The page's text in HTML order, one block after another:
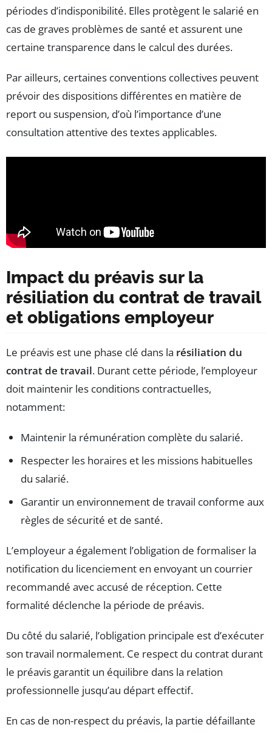
périodes d’indisponibilité. Elles protègent le salarié en
cas de graves problèmes de santé et assurent une
certaine transparence dans le calcul des durées.
Par ailleurs, certaines conventions collectives peuvent
prévoir des dispositions différentes en matière de
report ou suspension, d’où l’importance d’une
consultation attentive des textes applicables.
Impact du préavis sur la
résiliation du contrat de travail
et obligations employeur
Le préavis est une phase clé dans la résiliation du
contrat de travail. Durant cette période, l’employeur
doit maintenir les conditions contractuelles,
notamment:
Maintenir la rémunération complète du salarié.
Respecter les horaires et les missions habituelles
du salarié.
Garantir un environnement de travail conforme aux
règles de sécurité et de santé.
L’employeur a également l’obligation de formaliser la
notification du licenciement en envoyant un courrier
recommandé avec accusé de réception. Cette
formalité déclenche la période de préavis.
Du côté du salarié, l’obligation principale est d’exécuter
son travail normalement. Ce respect du contrat durant
le préavis garantit un équilibre dans la relation
professionnelle jusqu’au départ effectif.
En cas de non-respect du préavis, la partie défaillante